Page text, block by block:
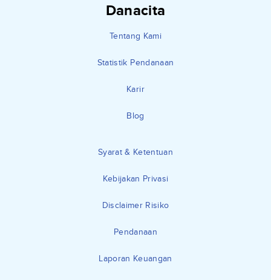
Danacita
Tentang Kami
Statistik Pendanaan
Karir
Blog
Syarat & Ketentuan
Kebijakan Privasi
Disclaimer Risiko
Pendanaan
Laporan Keuangan